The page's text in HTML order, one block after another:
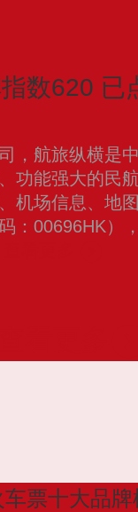
数620 已
，航旅纵横是
功能强大的民
机场信息、地
：00696HK）
车票十大品